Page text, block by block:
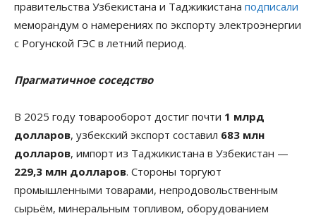
правительства Узбекистана и Таджикистана подписали
меморандум о намерениях по экспорту электроэнергии
с Рогунской ГЭС в летний период.
Прагматичное соседство
В 2025 году товарооборот достиг почти 1 млрд
долларов, узбекский экспорт составил 683 млн
долларов, импорт из Таджикистана в Узбекистан —
229,3 млн долларов. Стороны торгуют
промышленными товарами, непродовольственным
сырьём, минеральным топливом, оборудованием